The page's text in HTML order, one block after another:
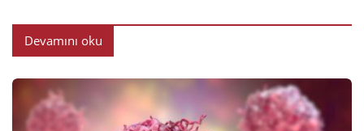
Devamını oku